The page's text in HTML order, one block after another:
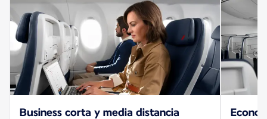
Business corta y media distancia